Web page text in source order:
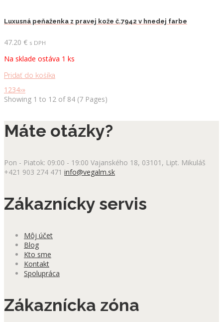
Luxusná peňaženka z pravej kože č.7942 v hnedej farbe
47.20 € s DPH
Na sklade ostáva 1 ks
Pridať do košíka
1 234›»
Showing 1 to 12 of 84 (7 Pages)
Máte otázky?
Pon - Piatok: 09:00 - 19:00 Vajanského 18, 03101, Lipt. Mikuláš
+421 903 274 471 info@vegalm.sk
Zákaznícky servis
Môj účet
Blog
Kto sme
Kontakt
Spolupráca
Zákaznícka zóna